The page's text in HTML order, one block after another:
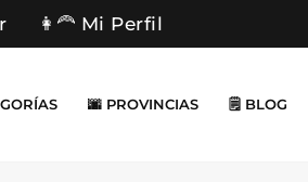
👩‍🦰 Mi Perfil
🌆 PROVINCIAS 🗒️ BLOG